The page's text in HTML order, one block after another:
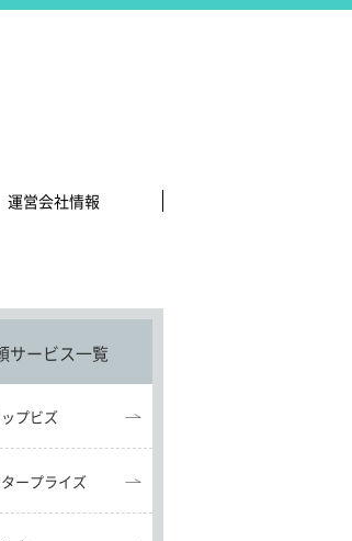
運営会社情報
サービス一覧
プビズ
ープライズ